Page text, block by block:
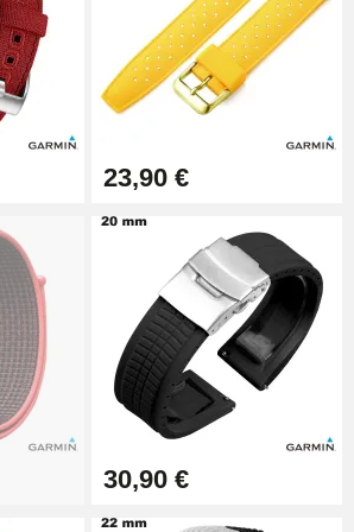
Montre
7,90 €
Kit Réparation Montre Débutant
Pied à Coulisse Numérique
9,90 €
Kit Horlogerie Débutant
26,90 €
Marteau Horloger pour Goupille
23,90 €
30,90 €